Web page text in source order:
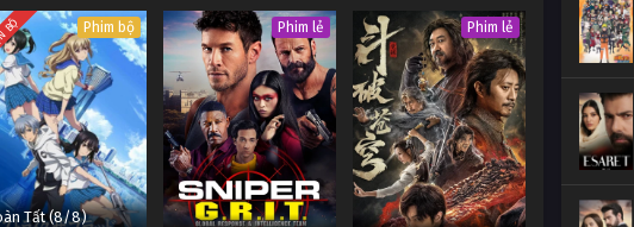
Lồng Tiếng
BỘ Phim bộ
Tất (8/8)
Phim lẻ Phim lẻ